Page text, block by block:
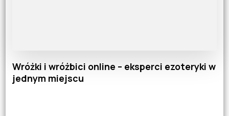
Wróżki i wróżbici online – eksperci ezoteryki w
jednym miejscu